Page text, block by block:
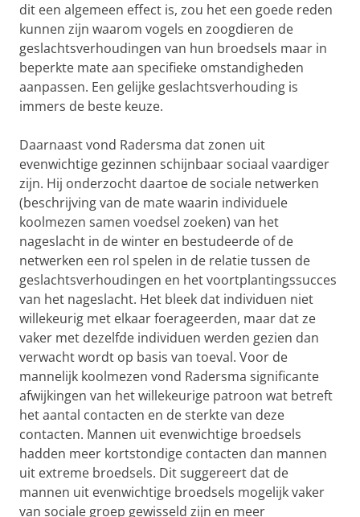
dit een algemeen effect is, zou het een goede reden
kunnen zijn waarom vogels en zoogdieren de
geslachtsverhoudingen van hun broedsels maar in
beperkte mate aan specifieke omstandigheden
aanpassen. Een gelijke geslachtsverhouding is
immers de beste keuze.
Daarnaast vond Radersma dat zonen uit
evenwichtige gezinnen schijnbaar sociaal vaardiger
zijn. Hij onderzocht daartoe de sociale netwerken
(beschrijving van de mate waarin individuele
koolmezen samen voedsel zoeken) van het
nageslacht in de winter en bestudeerde of de
netwerken een rol spelen in de relatie tussen de
geslachtsverhoudingen en het voortplantingssucces
van het nageslacht. Het bleek dat individuen niet
willekeurig met elkaar foerageerden, maar dat ze
vaker met dezelfde individuen werden gezien dan
verwacht wordt op basis van toeval. Voor de
mannelijk koolmezen vond Radersma significante
afwijkingen van het willekeurige patroon wat betreft
het aantal contacten en de sterkte van deze
contacten. Mannen uit evenwichtige broedsels
hadden meer kortstondige contacten dan mannen
uit extreme broedsels. Dit suggereert dat de
mannen uit evenwichtige broedsels mogelijk vaker
van sociale groep gewisseld zijn en meer